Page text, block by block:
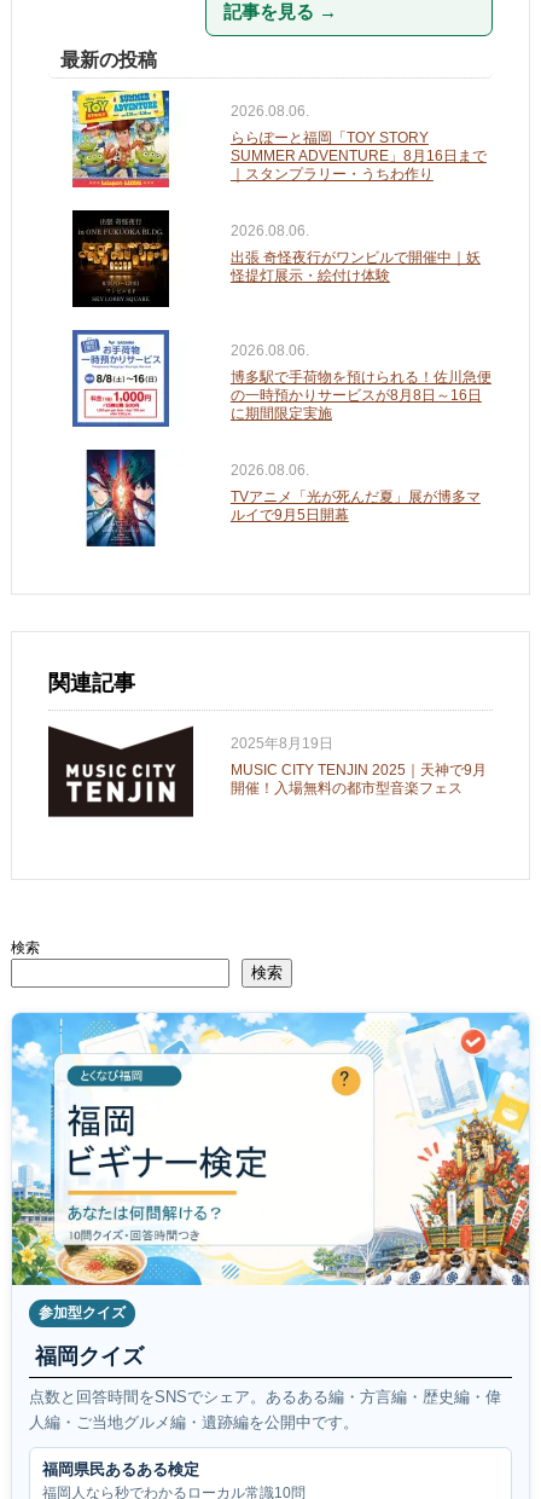
記事を見る →
最新の投稿
2026.08.06.
ららぽーと福岡「TOY STORY
SUMMER ADVENTURE」8月16日まで
｜スタンプラリー・うちわ作り
2026.08.06.
出張 奇怪夜行がワンビルで開催中｜妖
怪提灯展示・絵付け体験
2026.08.06.
博多駅で手荷物を預けられる！佐川急便
の一時預かりサービスが8月8日～16日
に期間限定実施
2026.08.06.
TVアニメ「光が死んだ夏」展が博多マ
ルイで9月5日開幕
関連記事
2025年8月19日
MUSIC CITY TENJIN 2025｜天神で9月
開催！入場無料の都市型音楽フェス
検索
検索
参加型クイズ
福岡クイズ
点数と回答時間をSNSでシェア。あるある編・方言編・歴史編・偉
人編・ご当地グルメ編・遺跡編を公開中です。
福岡県民あるある検定
福岡人なら秒でわかるローカル常識10問